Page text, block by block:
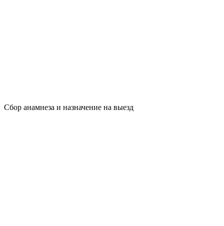
Сбор анамнеза и назначение на выезд